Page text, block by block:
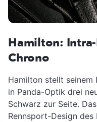
Hamilton:
Chrono
Hamilton stellt
in Panda-Optik drei
Schwarz zur Seite.
Rennsport-Design